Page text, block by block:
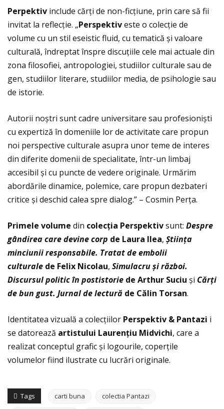
Perpektiv include cărţi de non-ficţiune, prin care să fii
invitat la reflecţie. „Perspektiveste o colecție de
volume cu un stil eseistic fluid, cu tematică și valoare
culturală, îndreptat înspre discuțiile cele mai actuale din
zona filosofiei, antropologiei, studiilor culturale sau de
gen, studiilor literare, studiilor media, de psihologie sau
de istorie.
Autorii noștri sunt cadre universitare sau profesioniști
cu expertiză în domeniile lor de activitate care propun
noi perspective culturale asupra unor teme de interes
din diferite domenii de specialitate, într-un limbaj
accesibil și cu puncte de vedere originale. Urmărim
abordările dinamice, polemice, care propun dezbateri
critice și deschid calea spre dialog.” – Cosmin Perța.
Primele volume din colecția Perspektivsunt: Despre
gândirea care devine corp de Laura Ilea, Știința
minciunii responsabile. Tratat de embolii
culturale de Felix Nicolau, Simulacru și război.
Discursul politic în postistorie de Arthur Suciu și Cărți
de bun gust. Jurnal de lectură de Călin Torsan.
Identitatea vizuală a colecțiilor Perspektiv & Pantazi i
se datorează artistului Laurențiu Midvichi, care a
realizat conceptul grafic și logourile, coperțile
volumelor fiind ilustrate cu lucrări originale.
Tags carti buna colectia Pantazi